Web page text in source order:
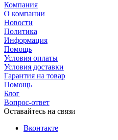
Компания
О компании
Новости
Политика
Информация
Помощь
Условия оплаты
Условия доставки
Гарантия на товар
Помощь
Блог
Вопрос-ответ
Оставайтесь на связи
Вконтакте